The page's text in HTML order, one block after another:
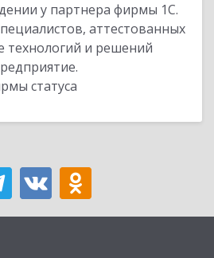
у партнера фирмы 1С.
аттестованных
технологий и решений
статуса